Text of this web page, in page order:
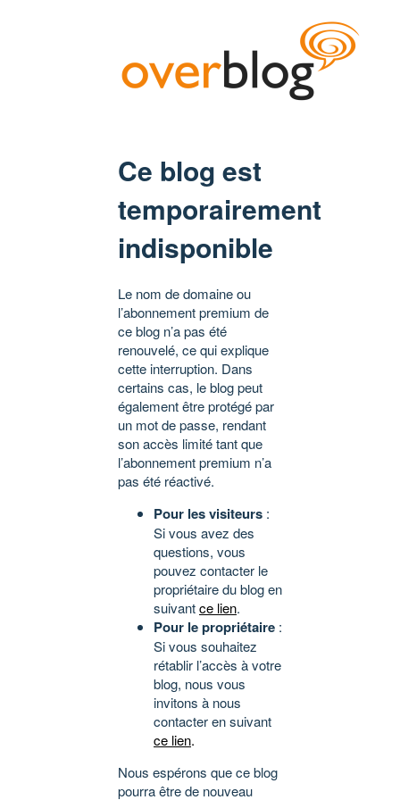
Ce blog est
temporairement
indisponible
Le nom de domaine ou
l’abonnement premium de
ce blog n’a pas été
renouvelé, ce qui explique
cette interruption. Dans
certains cas, le blog peut
également être protégé par
un mot de passe, rendant
son accès limité tant que
l’abonnement premium n’a
pas été réactivé.
Pour les visiteurs :
Si vous avez des
questions, vous
pouvez contacter le
propriétaire du blog en
suivantce lien.
Pour le propriétaire :
Si vous souhaitez
rétablir l’accès à votre
blog, nous vous
invitons à nous
contacter en suivant
ce lien.
Nous espérons que ce blog
pourra être de nouveau